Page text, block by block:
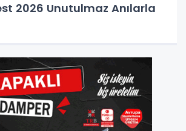
2026 Unutulmaz Anılarla